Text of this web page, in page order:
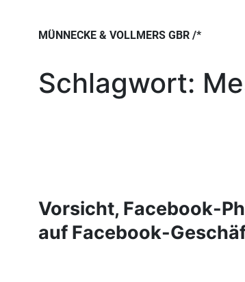
MÜNNECKE & VOLLMERS GBR /*
Schlagwort:
Vorsicht, Facebook-
auf Facebook-